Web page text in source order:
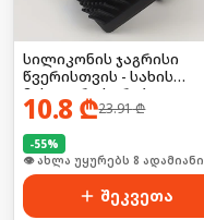
სილიკონის ჯაგრისი
წვერისთვის - სახის
მასაჟორი სკრაბი
10.8 ₾23.91₾
-55%
🛒 ბოლო 24სთ-ში იყიდა 16-მა
შეკვეთა